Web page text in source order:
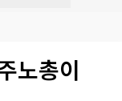
노총이